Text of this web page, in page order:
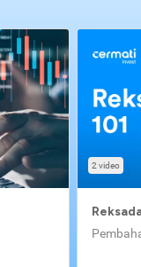
2 video